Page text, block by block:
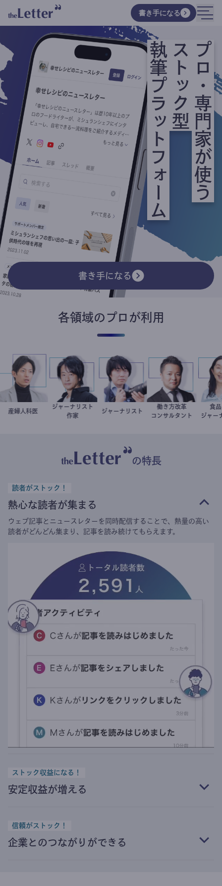
書き手になる
プロ・専門家が使う
ストック型
執筆プラットフォーム
書き手になる
各領域のプロが利用
重見大介
産婦人科医 鈴木エイト
ジャーナリスト
作家
志葉玲
ジャーナリスト 新田龍
働き方改革
コンサルタント
ジ
の特長
読者がストック！
熱心な読者が集まる
ウェブ記事とニュースレターを同時配信することで、熱量の高い
読者がどんどん集まり、記事を読み続けてもらえます。
ストック収益になる！
安定収益が増える
信頼がストック！
企業とのつながりができる